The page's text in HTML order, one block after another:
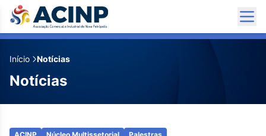
Início Notícias
Notícias